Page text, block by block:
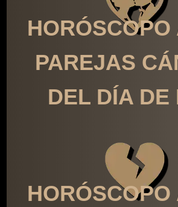
HORÓSCOPO
PAREJAS
DEL DÍA DE
HORÓSCOPO